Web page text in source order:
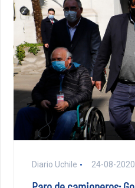
Diario Uchile 24-08-2020